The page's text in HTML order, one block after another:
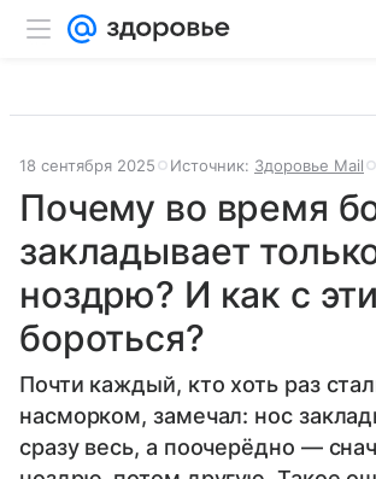
18 сентября 2025 Источник: Здоровье Mail
Почему во время
закладывает
ноздрю? И как с
бороться?
Почти каждый, кто хоть раз
насморком, замечал: нос
сразу весь, а поочерёдно —